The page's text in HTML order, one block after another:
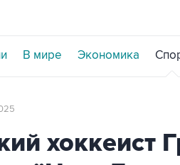
В мире Экономика
хоккеист